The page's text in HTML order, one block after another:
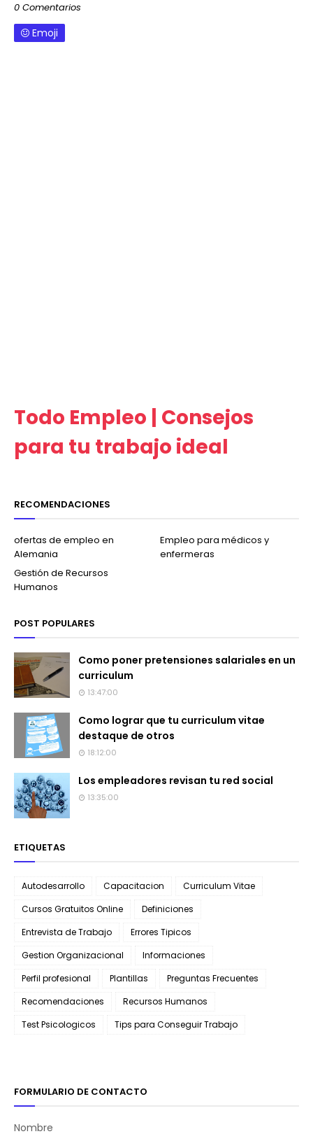
0 Comentarios
Emoji
Todo Empleo | Consejos
para tu trabajo ideal
RECOMENDACIONES
ofertas de empleo en
Alemania
Empleo para médicos y
enfermeras
Gestión de Recursos
Humanos
POST POPULARES
Como poner pretensiones salariales en un
curriculum
13:47:00
Como lograr que tu curriculum vitae
destaque de otros
18:12:00
Los empleadores revisan tu red social
13:35:00
ETIQUETAS
Autodesarrollo Capacitacion
Curriculum Vitae
Cursos Gratuitos Online
Definiciones
Entrevista de Trabajo
Errores Tipicos
Gestion Organizacional
Informaciones
Perfil profesional
Plantillas
Preguntas Frecuentes
Recomendaciones
Recursos Humanos
Test Psicologicos
Tips para Conseguir Trabajo
FORMULARIO DE CONTACTO
Nombre